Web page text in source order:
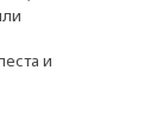
и